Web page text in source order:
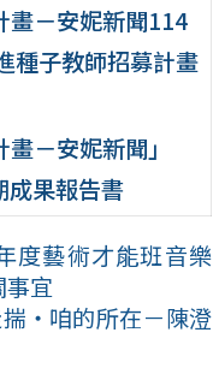
畫－安妮新聞114
種子教師招募計畫
－安妮新聞」
成果報告書
度藝術才能班音樂
宜
・咱的所在－陳澄